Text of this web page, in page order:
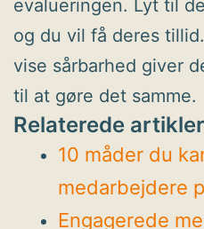
evalueringen. Lyt til
og du vil få deres
vise sårbarhed giver
til at gøre det samme.
Relaterede
10 måder du
medarbejdere
Engagerede